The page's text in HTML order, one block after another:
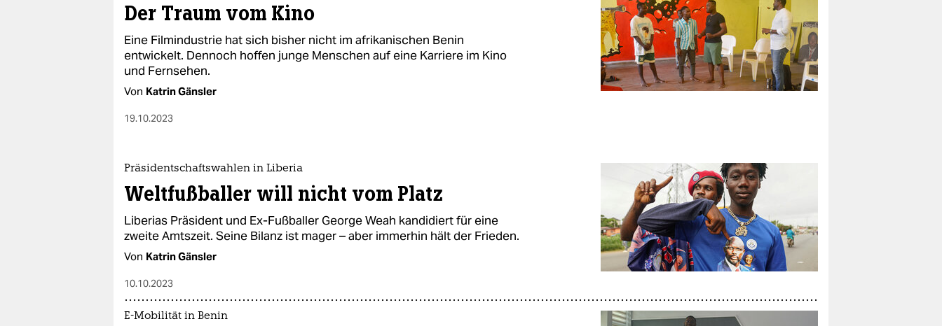
Der Traum vom Kino
Eine Filmindustrie hat sich bisher nicht im afrikanischen Benin
entwickelt. Dennoch hoffen junge Menschen auf eine Karriere im Kino
und Fernsehen.
Von Katrin Gänsler
19.10.2023
Präsidentschaftswahlen in Liberia
Weltfußballer will nicht vom Platz
Liberias Präsident und Ex-Fußballer George Weah kandidiert für eine
zweite Amtszeit. Seine Bilanz ist mager – aber immerhin hält der Frieden.
Von Katrin Gänsler
10.10.2023
E-Mobilität in Benin